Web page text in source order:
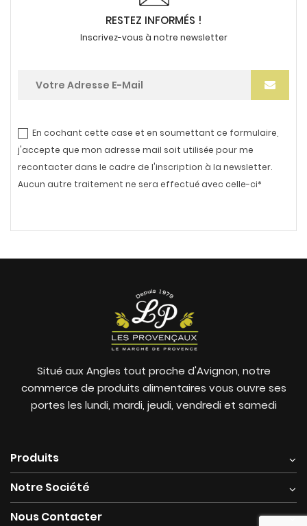
RESTEZ INFORMÉS !
Inscrivez-vous à notre newsletter
En cochant cette case et en soumettant ce formulaire,
j'accepte que mon adresse mail soit utilisée pour me
recontacter dans le cadre de l'inscription à la newsletter.
Aucun autre traitement ne sera effectué avec celle-ci*
Situé aux Angles tout proche d'Avignon, notre
commerce de produits alimentaires vous ouvre ses
portes les lundi, mardi, jeudi, vendredi et samedi
Produits
Notre Société
Nous Contacter